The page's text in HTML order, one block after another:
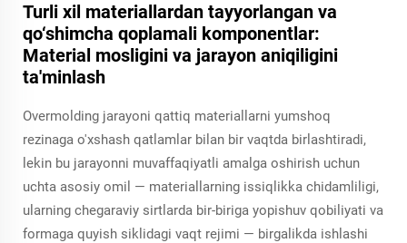
Turli xil materiallardan tayyorlangan va
qo‘shimcha qoplamali komponentlar:
Material mosligini va jarayon aniqiligini
ta'minlash
Overmolding jarayoni qattiq materiallarni yumshoq
rezinaga o'xshash qatlamlar bilan bir vaqtda birlashtiradi,
lekin bu jarayonni muvaffaqiyatli amalga oshirish uchun
uchta asosiy omil — materiallarning issiqlikka chidamliligi,
ularning chegaraviy sirtlarda bir-biriga yopishuv qobiliyati va
formaga quyish siklidagi vaqt rejimi — birgalikda ishlashi